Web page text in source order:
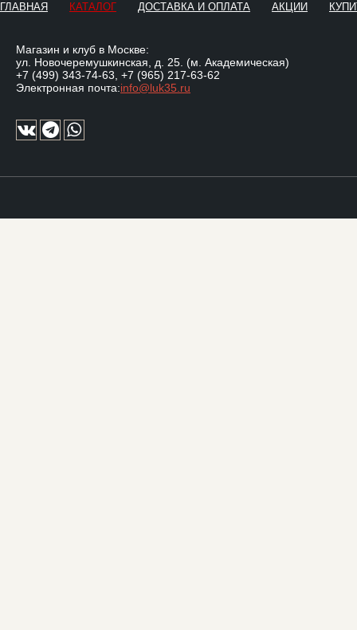
ГЛАВНАЯ КАТАЛОГ ДОСТАВКА И ОПЛАТА АКЦИИ
Магазин и клуб в Москве:
ул. Новочеремушкинская, д. 25. (м. Академическая)
+7 (499) 343-74-63 +7 (965) 217-63-62
Электронная почта:info@luk35.ru